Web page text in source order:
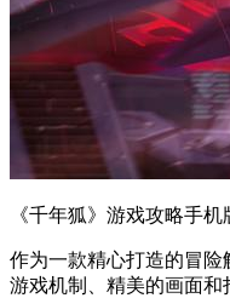
《千年狐》游戏攻略手机
作为一款精心打造的冒
游戏机制、精美的画面